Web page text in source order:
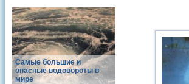
Самые большие и
опасные водовороты в
мире